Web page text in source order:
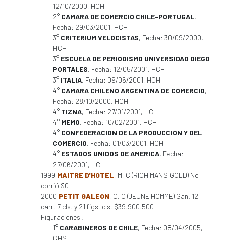
12/10/2000, HCH
2° CAMARA DE COMERCIO CHILE-PORTUGAL,
Fecha: 29/03/2001, HCH
3° CRITERIUM VELOCISTAS, Fecha: 30/09/2000,
HCH
3° ESCUELA DE PERIODISMO UNIVERSIDAD DIEGO
PORTALES, Fecha: 12/05/2001, HCH
3° ITALIA, Fecha: 09/06/2001, HCH
4° CAMARA CHILENO ARGENTINA DE COMERCIO,
Fecha: 28/10/2000, HCH
4° TIZNA, Fecha: 27/01/2001, HCH
4° MEMO, Fecha: 10/02/2001, HCH
4° CONFEDERACION DE LA PRODUCCION Y DEL
COMERCIO, Fecha: 01/03/2001, HCH
4° ESTADOS UNIDOS DE AMERICA, Fecha:
27/06/2001, HCH
1999 MAITRE D'HOTEL, M, C (RICH MAN'S GOLD) No
corrió $0
2000 PETIT GALEON, C, C (JEUNE HOMME) Gan. 12
carr. 7 cls. y 21 figs. cls. $39.900.500
Figuraciones :
1° CARABINEROS DE CHILE, Fecha: 08/04/2005,
CHS